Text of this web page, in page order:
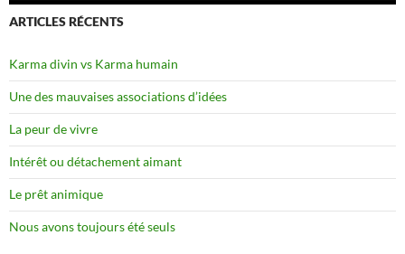
ARTICLES RÉCENTS
Karma divin vs Karma humain
Une des mauvaises associations d’idées
La peur de vivre
Intérêt ou détachement aimant
Le prêt animique
Nous avons toujours été seuls